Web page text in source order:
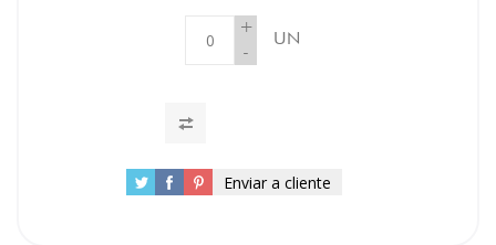
+
-
UN
Enviar a cliente